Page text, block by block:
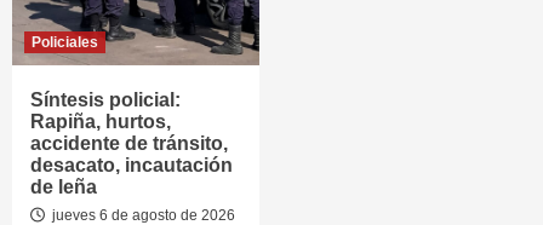
Policiales
Síntesis policial:
Rapiña, hurtos,
accidente de tránsito,
desacato, incautación
de leña
jueves 6 de agosto de 2026